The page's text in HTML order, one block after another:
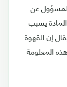
عن
يسبب
إن القهوة
المعلومة